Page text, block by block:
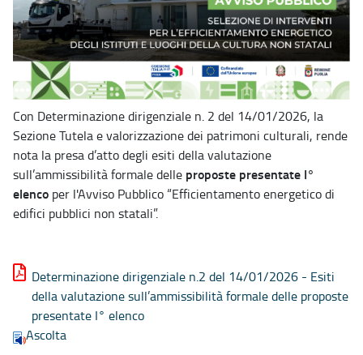
Con Determinazione dirigenziale n. 2 del 14/01/2026, la
Sezione Tutela e valorizzazione dei patrimoni culturali, rende
nota la presa d’atto degli esiti della valutazione
sull’ammissibilità formale delle proposte presentate I°
elenco per l'Avviso Pubblico “Efficientamento energetico di
edifici pubblici non statali”.
Determinazione dirigenziale n.2 del 14/01/2026 - Esiti
della valutazione sull’ammissibilità formale delle proposte
presentate I° elenco
Ascolta